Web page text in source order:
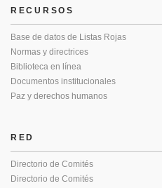
RECURSOS
Base de datos de Listas Rojas
Normas y directrices
Biblioteca en línea
Documentos institucionales
Paz y derechos humanos
RED
Directorio de Comités
Directorio de Comités